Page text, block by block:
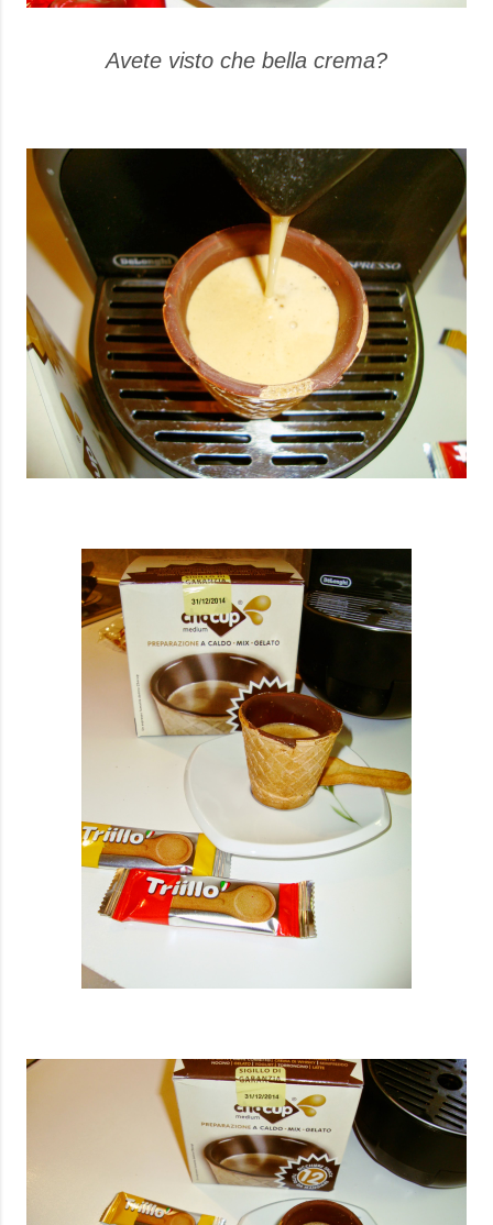
Avete visto che bella crema?